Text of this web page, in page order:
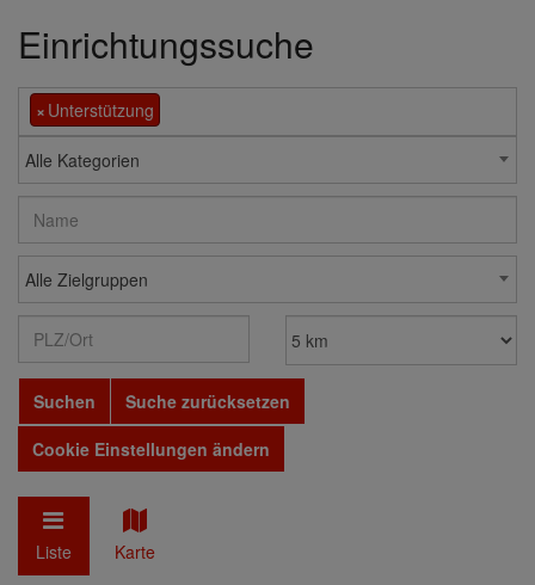
Einrichtungssuche
× Unterstützung
Alle Kategorien
Alle Zielgruppen
Suchen
Suche zurücksetzen
Cookie Einstellungen ändern
Liste Karte